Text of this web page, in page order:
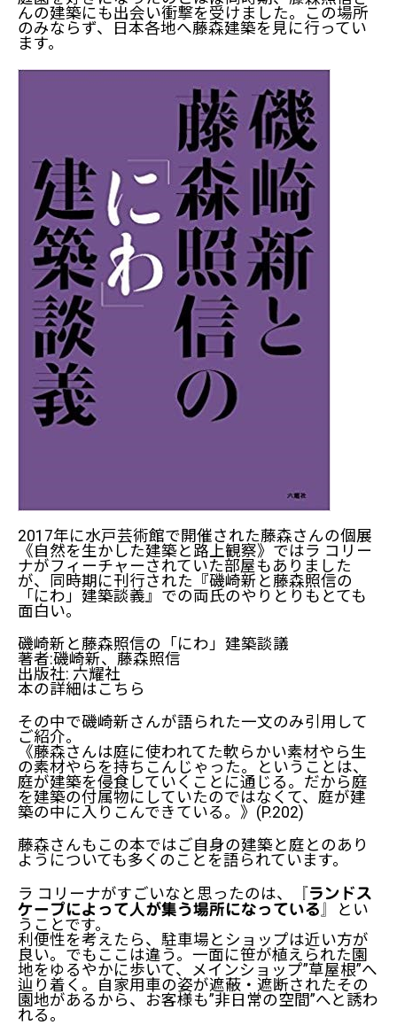
んの建築にも出会い衝撃を受けました。この場所
のみならず、日本各地へ藤森建築を見に行ってい
ます。
2017年に水戸芸術館で開催された藤森さんの個展
《自然を生かした建築と路上観察》ではラ コリー
ナがフィーチャーされていた部屋もありました
が、同時期に刊行された『磯崎新と藤森照信の
「にわ」建築談義』での両氏のやりとりもとても
面白い。
磯崎新と藤森照信の「にわ」建築談議
著者:磯崎新、藤森照信
出版社: 六耀社
本の詳細はこちら
その中で磯崎新さんが語られた一文のみ引用して
ご紹介。
《藤森さんは庭に使われてた軟らかい素材やら生
の素材やらを持ちこんじゃった。ということは、
庭が建築を侵食していくことに通じる。だから庭
を建築の付属物にしていたのではなくて、庭が建
築の中に入りこんできている。》(P.202)
藤森さんもこの本ではご自身の建築と庭とのあり
ようについても多くのことを語られています。
ラ コリーナがすごいなと思ったのは、
『ランドス
ケープによって人が集う場所になっている』
とい
うことです。
利便性を考えたら、駐車場とショップは近い方が
良い。でもここは違う。一面に笹が植えられた園
地をゆるやかに歩いて、メインショップ”草屋根”へ
辿り着く。自家用車の姿が遮蔽・遮断されたその
園地があるから、お客様も”非日常の空間”へと誘わ
れる。